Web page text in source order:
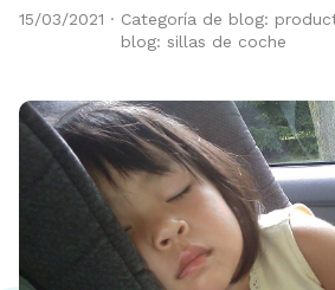
15/03/2021 · Categoría de blog:
blog: sillas de coche